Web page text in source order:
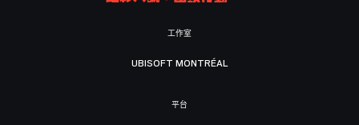
工作室
UBISOFT MONTRÉAL
平台